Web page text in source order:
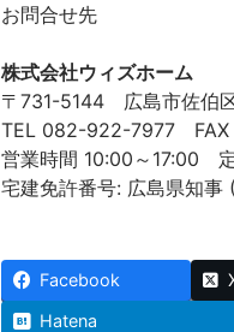
お問合せ先
株式会社ウィズホーム
〒731-5144 広島市佐伯
TEL 082-922-7977
営業時間 10:00～17:00
宅建免許番号: 広島県知事
Facebook
Hatena